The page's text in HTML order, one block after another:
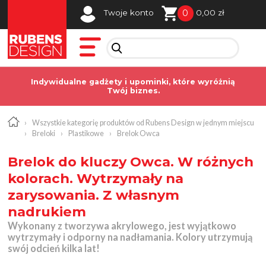
Twoje konto 0 0,00 zł
Indywidualne gadżety i upominki, które wyróżnią
Twój biznes.
›
Wszystkie kategorię produktów od Rubens Design w jednym miejscu
›
Breloki › Plastikowe › Brelok Owca
Brelok do kluczy Owca. W różnych
kolorach. Wytrzymały na
zarysowania. Z własnym
nadrukiem
Wykonany z tworzywa akrylowego, jest wyjątkowo
wytrzymały i odporny na nadłamania. Kolory utrzymują
swój odcień kilka lat!